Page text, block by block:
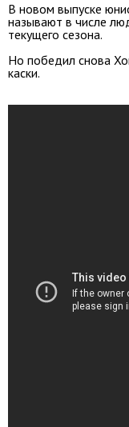
В новом выпуске
называют в числе
текущего сезона.
Но победил снова
каски.